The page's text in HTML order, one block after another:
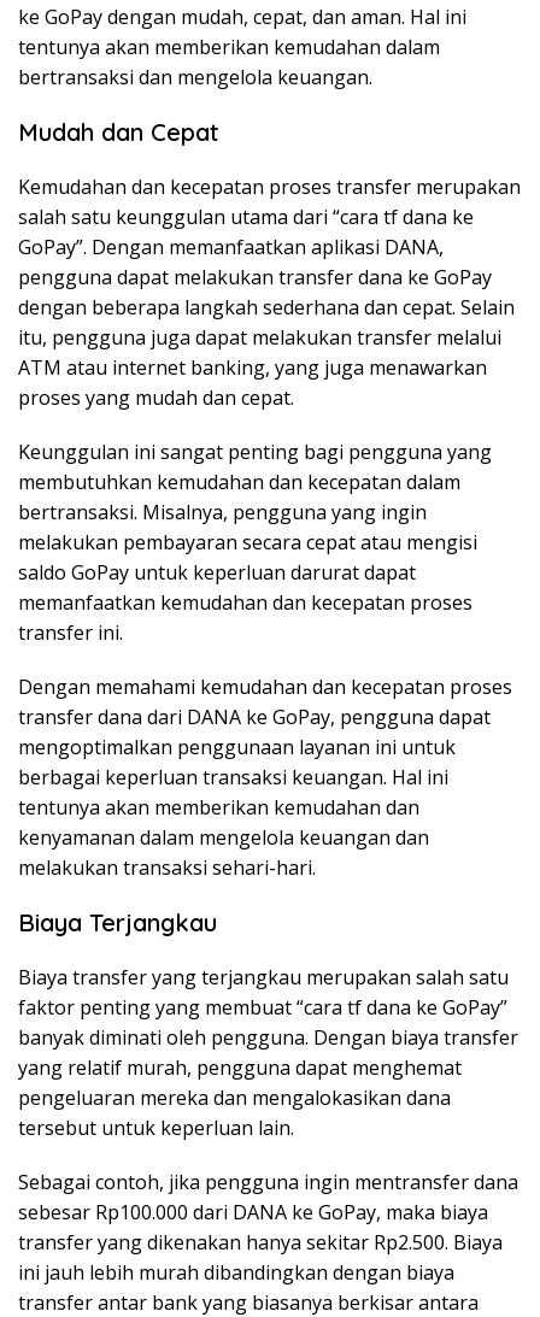
ke GoPay dengan mudah, cepat, dan aman. Hal ini
tentunya akan memberikan kemudahan dalam
bertransaksi dan mengelola keuangan.
Mudah dan Cepat
Kemudahan dan kecepatan proses transfer merupakan
salah satu keunggulan utama dari “cara tf dana ke
GoPay”. Dengan memanfaatkan aplikasi DANA,
pengguna dapat melakukan transfer dana ke GoPay
dengan beberapa langkah sederhana dan cepat. Selain
itu, pengguna juga dapat melakukan transfer melalui
ATM atau internet banking, yang juga menawarkan
proses yang mudah dan cepat.
Keunggulan ini sangat penting bagi pengguna yang
membutuhkan kemudahan dan kecepatan dalam
bertransaksi. Misalnya, pengguna yang ingin
melakukan pembayaran secara cepat atau mengisi
saldo GoPay untuk keperluan darurat dapat
memanfaatkan kemudahan dan kecepatan proses
transfer ini.
Dengan memahami kemudahan dan kecepatan proses
transfer dana dari DANA ke GoPay, pengguna dapat
mengoptimalkan penggunaan layanan ini untuk
berbagai keperluan transaksi keuangan. Hal ini
tentunya akan memberikan kemudahan dan
kenyamanan dalam mengelola keuangan dan
melakukan transaksi sehari-hari.
Biaya Terjangkau
Biaya transfer yang terjangkau merupakan salah satu
faktor penting yang membuat “cara tf dana ke GoPay”
banyak diminati oleh pengguna. Dengan biaya transfer
yang relatif murah, pengguna dapat menghemat
pengeluaran mereka dan mengalokasikan dana
tersebut untuk keperluan lain.
Sebagai contoh, jika pengguna ingin mentransfer dana
sebesar Rp100.000 dari DANA ke GoPay, maka biaya
transfer yang dikenakan hanya sekitar Rp2.500. Biaya
ini jauh lebih murah dibandingkan dengan biaya
transfer antar bank yang biasanya berkisar antara